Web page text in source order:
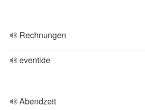
Rechnungen
eventide
Abendzeit